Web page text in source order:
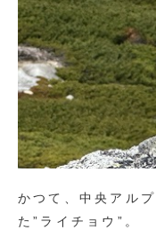
かつて、中央アル
た”ライチョウ”。